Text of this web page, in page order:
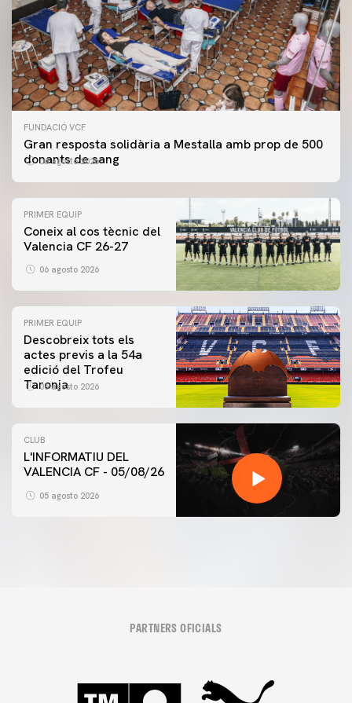
FUNDACIÓ VCF
Gran resposta solidària a Mestalla amb prop de 500
donants de sang
06 agosto 2026
PRIMER EQUIP
Coneix al cos tècnic del
Valencia CF 26-27
06 agosto 2026
PRIMER EQUIP
Descobreix tots els
actes previs a la 54a
edició del Trofeu
Taronja
06 agosto 2026
CLUB
L'INFORMATIU DEL
VALENCIA CF - 05/08/26
05 agosto 2026
PARTNERS OFICIALS